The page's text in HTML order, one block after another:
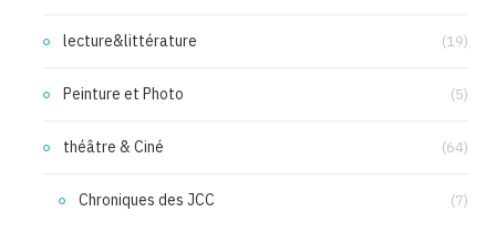
lecture&littérature (19)
Peinture et Photo (5)
théâtre & Ciné (64)
Chroniques des JCC (7)